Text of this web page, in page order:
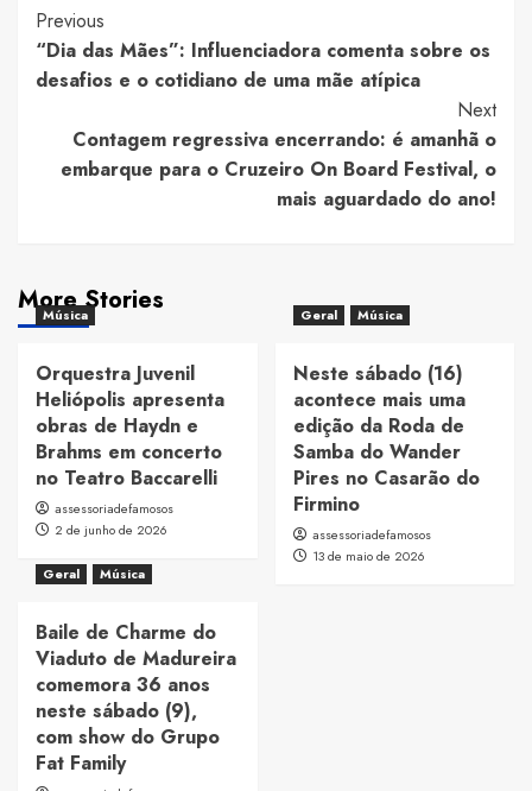
Post
Navigation
Previous
“Dia das Mães”: Influenciadora comenta sobre os
desafios e o cotidiano de uma mãe atípica
Next
Contagem regressiva encerrando: é amanhã o
embarque para o Cruzeiro On Board Festival, o
mais aguardado do ano!
More Stories
Música
Orquestra Juvenil
Heliópolis apresenta
obras de Haydn e
Brahms em concerto
no Teatro Baccarelli
assessoriadefamosos
2 de junho de 2026
Geral Música
Neste sábado (16)
acontece mais uma
edição da Roda de
Samba do Wander
Pires no Casarão do
Firmino
assessoriadefamosos
13 de maio de 2026
Geral
Música
Baile de Charme do
Viaduto de Madureira
comemora 36 anos
neste sábado (9),
com show do Grupo
Fat Family